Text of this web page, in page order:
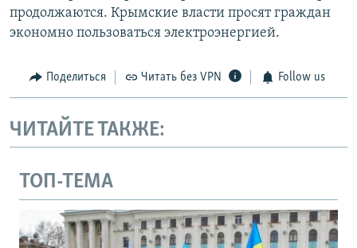
продолжаются. Крымские власти просят граждан
экономно пользоваться электроэнергией.
Поделиться Читать без VPN Follow us
ЧИТАЙТЕ ТАКЖЕ:
ТОП-ТЕМА